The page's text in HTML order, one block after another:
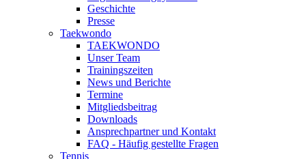
Geschichte
Presse
Taekwondo
TAEKWONDO
Unser Team
Trainingszeiten
News und Berichte
Termine
Mitgliedsbeitrag
Downloads
Ansprechpartner und Kontakt
FAQ - Häufig gestellte Fragen
Tennis